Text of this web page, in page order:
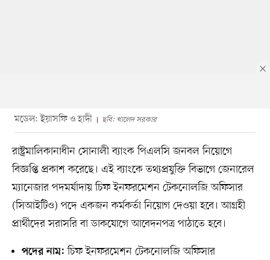
মডেল: ইয়াসফি ও হাদী ছবি: খালেদ সরকার
রাষ্ট্রমালিকানাধীন সোনালী ব্যাংক পিএলসি জনবল নিয়োগে
বিজ্ঞপ্তি প্রকাশ করেছে। এই ব্যাংকে তথ্যপ্রযুক্তি বিভাগে জেনারেল
ম্যানেজার পদমর্যাদায় চিফ ইনফরমেশন টেকনোলজি অফিসার
(সিআইটিও) পদে একজন কর্মকর্তা নিয়োগ দেওয়া হবে। আগ্রহী
প্রার্থীদের সরাসরি বা ডাকযোগে আবেদনপত্র পাঠাতে হবে।
পদের নাম: চিফ ইনফরমেশন টেকনোলজি অফিসার